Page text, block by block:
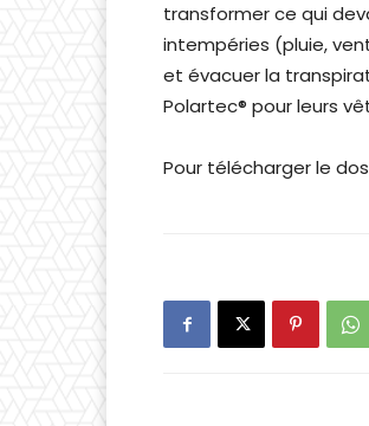
transformer ce qui
intempéries (pluie,
et évacuer la
Polartec® pour leurs
Pour télécharger le